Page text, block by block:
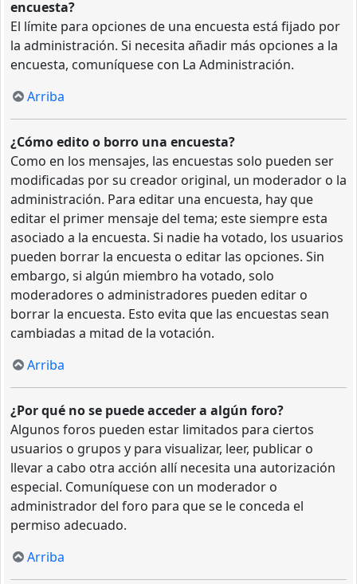
encuesta?
El límite para opciones de una encuesta está fijado por
la administración. Si necesita añadir más opciones a la
encuesta, comuníquese con La Administración.
Arriba
¿Cómo edito o borro una encuesta?
Como en los mensajes, las encuestas solo pueden ser
modificadas por su creador original, un moderador o la
administración. Para editar una encuesta, hay que
editar el primer mensaje del tema; este siempre esta
asociado a la encuesta. Si nadie ha votado, los usuarios
pueden borrar la encuesta o editar las opciones. Sin
embargo, si algún miembro ha votado, solo
moderadores o administradores pueden editar o
borrar la encuesta. Esto evita que las encuestas sean
cambiadas a mitad de la votación.
Arriba
¿Por qué no se puede acceder a algún foro?
Algunos foros pueden estar limitados para ciertos
usuarios o grupos y para visualizar, leer, publicar o
llevar a cabo otra acción allí necesita una autorización
especial. Comuníquese con un moderador o
administrador del foro para que se le conceda el
permiso adecuado.
Arriba